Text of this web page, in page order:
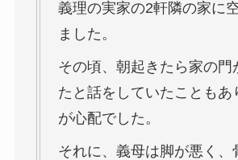
義理の実家の2軒隣の家に
ました。
その頃、朝起きたら家の門
たと話をしていたこともあ
が心配でした。
それに、義母は脚が悪く、